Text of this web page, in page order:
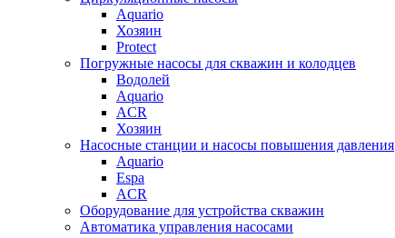
Aquario
Хозяин
Protect
Погружные насосы для скважин и колодцев
Водолей
Aquario
ACR
Хозяин
Насосные станции и насосы повышения давления
Aquario
Espa
ACR
Оборудование для устройства скважин
Автоматика управления насосами